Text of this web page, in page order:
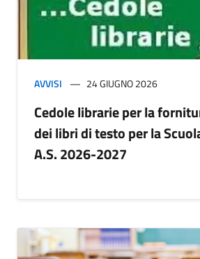
AVVISI 24 GIUGNO 2026
Cedole librarie per la
dei libri di testo per la
A.S. 2026-2027